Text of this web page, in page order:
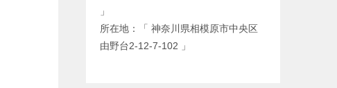
」
所在地：「 神奈川県相模原市中央区
由野台2-12-7-102 」